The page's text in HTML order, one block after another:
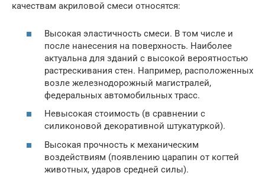
качествам акриловой смеси относятся:
Высокая эластичность смеси. В том числе и
после нанесения на поверхность. Наиболее
актуальна для зданий с высокой вероятностью
растрескивания стен. Например, расположенных
возле железнодорожный магистралей,
федеральных автомобильных трасс.
Невысокая стоимость (в сравнении с
силиконовой декоративной штукатуркой).
Высокая прочность к механическим
воздействиям (появлению царапин от когтей
животных, ударов средней силы).